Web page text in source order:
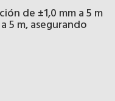
de ±1,0 mm a 5 m
5 m, asegurando